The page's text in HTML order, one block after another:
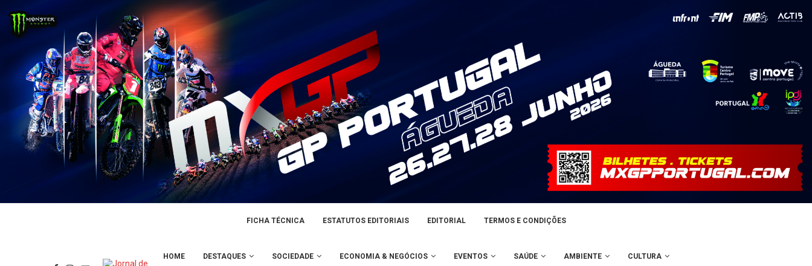
FICHA TÉCNICA ESTATUTOS EDITORIAIS EDITORIAL TERMOS E CONDIÇÕES
HOME DESTAQUES SOCIEDADE ECONOMIA & NEGÓCIOS EVENTOS SAÚDE AMBIENTE CULTURA